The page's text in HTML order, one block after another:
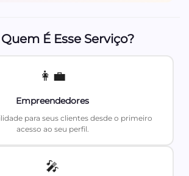
É Esse Serviço?
👩‍💼
Empreendedores
para seus clientes desde o primeiro
acesso ao seu perfil.
🎤